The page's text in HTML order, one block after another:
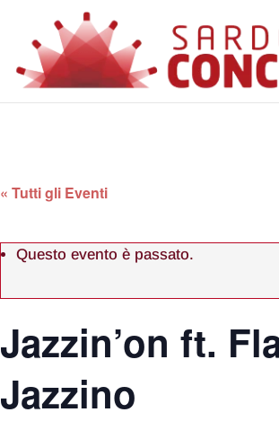
« Tutti gli Eventi
Questo evento è passato.
Jazzin’on ft.
Jazzino